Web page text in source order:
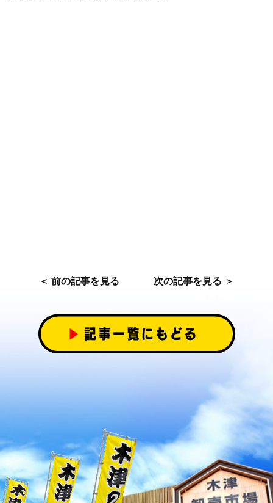
＜ 前の記事を見る 次の記事を見る ＞